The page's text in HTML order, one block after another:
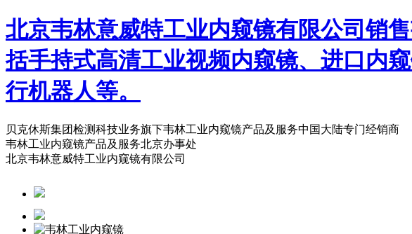
北京韦林意威特工业内窥镜有限公司销
括手持式高清工业视频内窥镜、进口内
行机器人等。
贝克休斯集团检测科技业务旗下韦林工业内窥镜产品及服务中国大陆专门经销商
韦林工业内窥镜产品及服务北京办事处
北京韦林意威特工业内窥镜有限公司